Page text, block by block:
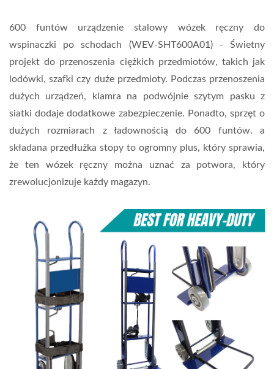
600 funtów urządzenie stalowy wózek ręczny do
wspinaczki po schodach (WEV-SHT600A01) - Świetny
projekt do przenoszenia ciężkich przedmiotów, takich jak
lodówki, szafki czy duże przedmioty. Podczas przenoszenia
dużych urządzeń, klamra na podwójnie szytym pasku z
siatki dodaje dodatkowe zabezpieczenie. Ponadto, sprzęt o
dużych rozmiarach z ładownością do 600 funtów. a
składana przedłużka stopy to ogromny plus, który sprawia,
że ten wózek ręczny można uznać za potwora, który
zrewolucjonizuje każdy magazyn.